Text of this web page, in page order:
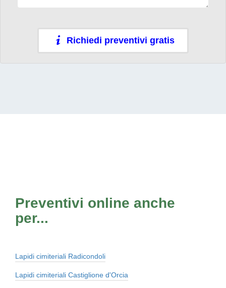
Richiedi preventivi gratis
Preventivi online anche
per...
Lapidi cimiteriali Radicondoli
Lapidi cimiteriali Castiglione d'Orcia